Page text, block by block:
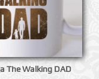
The Walking DAD